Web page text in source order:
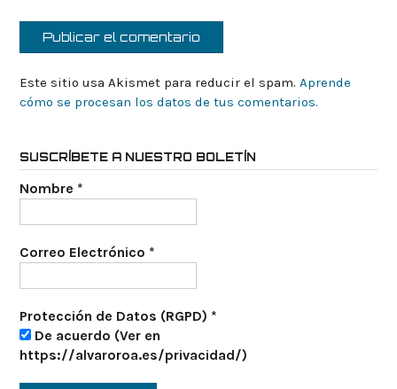
Este sitio usa Akismet para reducir el spam. Aprende
cómo se procesan los datos de tus comentarios.
SUSCRÍBETE A NUESTRO BOLETÍN
Nombre *
Correo Electrónico *
Protección de Datos (RGPD) *
De acuerdo (Ver en
https://alvaroroa.es/privacidad/)